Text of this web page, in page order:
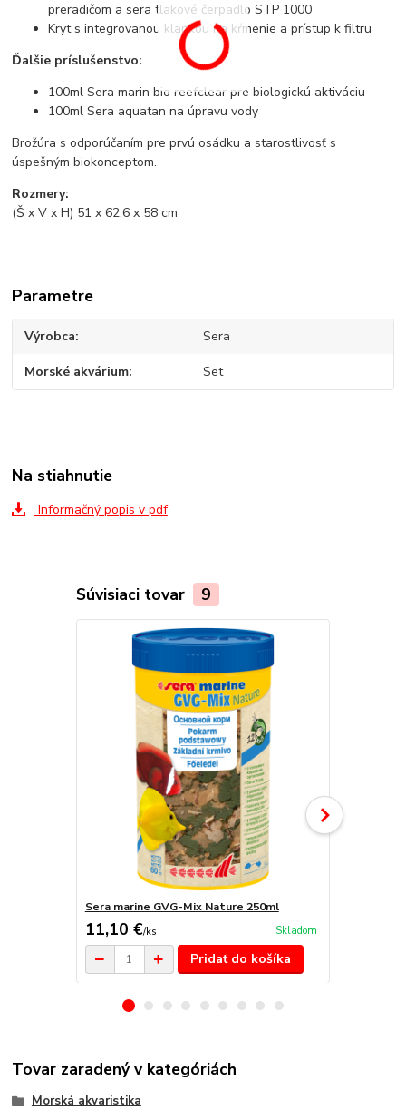
preradičom a sera tlakové čerpadlo STP 1000
Kryt s integrovanou klapkou na kŕmenie a prístup k filtru
Ďalšie príslušenstvo:
100ml Sera marin bio reefclear pre biologickú aktiváciu
100ml Sera aquatan na úpravu vody
Brožúra s odporúčaním pre prvú osádku a starostlivosť s
úspešným biokonceptom.
Rozmery:
(Š x V x H) 51 x 62,6 x 58 cm
Parametre
Výrobca Sera
Morské akvárium Set
Na stiahnutie
Informačný popis v pdf
Súvisiaci tovar 9
Sera marine GVG-Mix Nature 250ml
11,10 €/ks Skladom
Pridať do košíka
Tovar zaradený v kategóriách
Morská akvaristika